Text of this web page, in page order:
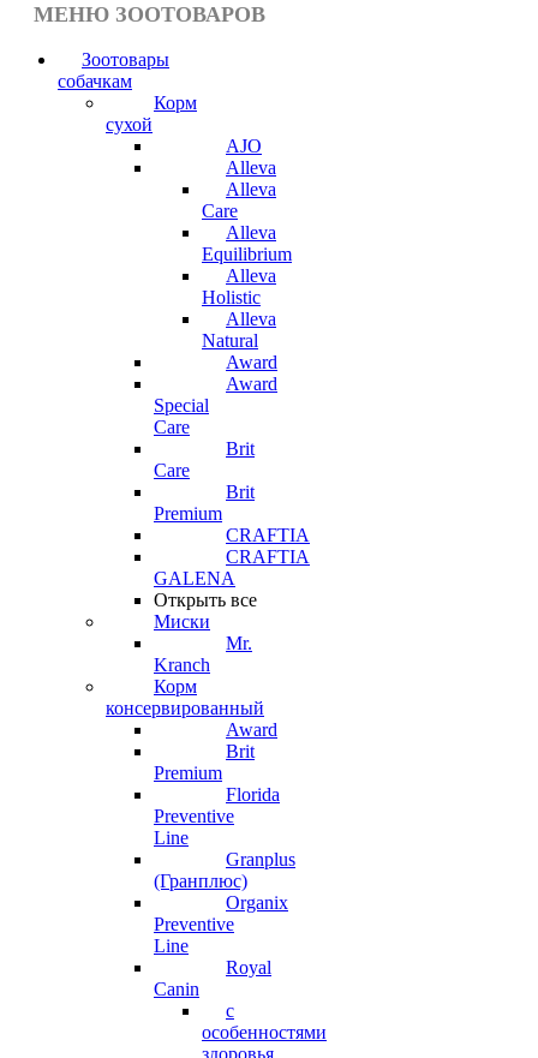
МЕНЮ ЗООТОВАРОВ
Зоотовары
собачкам
Корм
сухой
AJO
Alleva
Alleva
Care
Alleva
Equilibrium
Alleva
Holistic
Alleva
Natural
Award
Award
Special
Care
Brit
Care
Brit
Premium
CRAFTIA
CRAFTIA
GALENA
Открыть все
Миски
Mr.
Kranch
Корм
консервированный
Award
Brit
Premium
Florida
Preventive
Line
Granplus
(Гранплюс)
Organix
Preventive
Line
Royal
Canin
с
особенностями
здоровья